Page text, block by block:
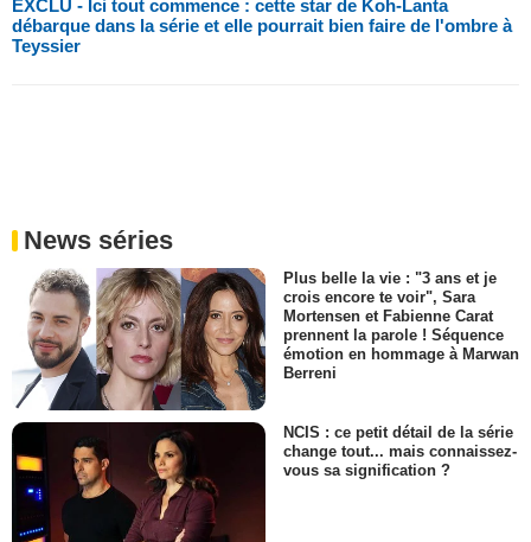
EXCLU - Ici tout commence : cette star de Koh-Lanta
débarque dans la série et elle pourrait bien faire de l'ombre à
Teyssier
News séries
Plus belle la vie : "3 ans et je
crois encore te voir", Sara
Mortensen et Fabienne Carat
prennent la parole ! Séquence
émotion en hommage à Marwan
Berreni
NCIS : ce petit détail de la série
change tout... mais connaissez-
vous sa signification ?